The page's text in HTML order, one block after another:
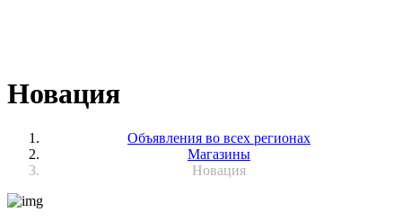
Новация
Объявления во всех регионах
Магазины
Новация